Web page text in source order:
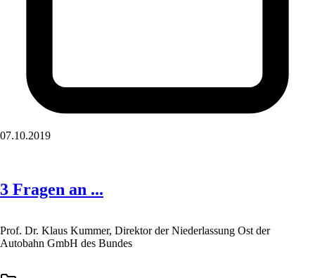
07.10.2019
3 Fragen an ...
Prof. Dr. Klaus Kummer, Direktor der Niederlassung Ost der
Autobahn GmbH des Bundes